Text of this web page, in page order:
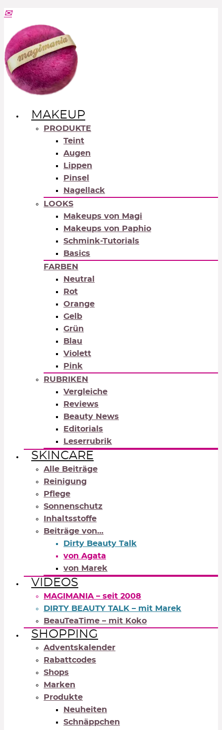
MAKEUP
PRODUKTE
Teint
Augen
Lippen
Pinsel
Nagellack
LOOKS
Makeups von Magi
Makeups von Paphio
Schmink-Tutorials
Basics
FARBEN
Neutral
Rot
Orange
Gelb
Grün
Blau
Violett
Pink
RUBRIKEN
Vergleiche
Reviews
Beauty News
Editorials
Leserrubrik
SKINCARE
Alle Beiträge
Reinigung
Pflege
Sonnenschutz
Inhaltsstoffe
Beiträge von…
Dirty Beauty Talk
von Agata
von Marek
VIDEOS
MAGIMANIA – seit 2008
DIRTY BEAUTY TALK – mit Marek
BeauTeaTime – mit Koko
SHOPPING
Adventskalender
Rabattcodes
Shops
Marken
Produkte
Neuheiten
Schnäppchen